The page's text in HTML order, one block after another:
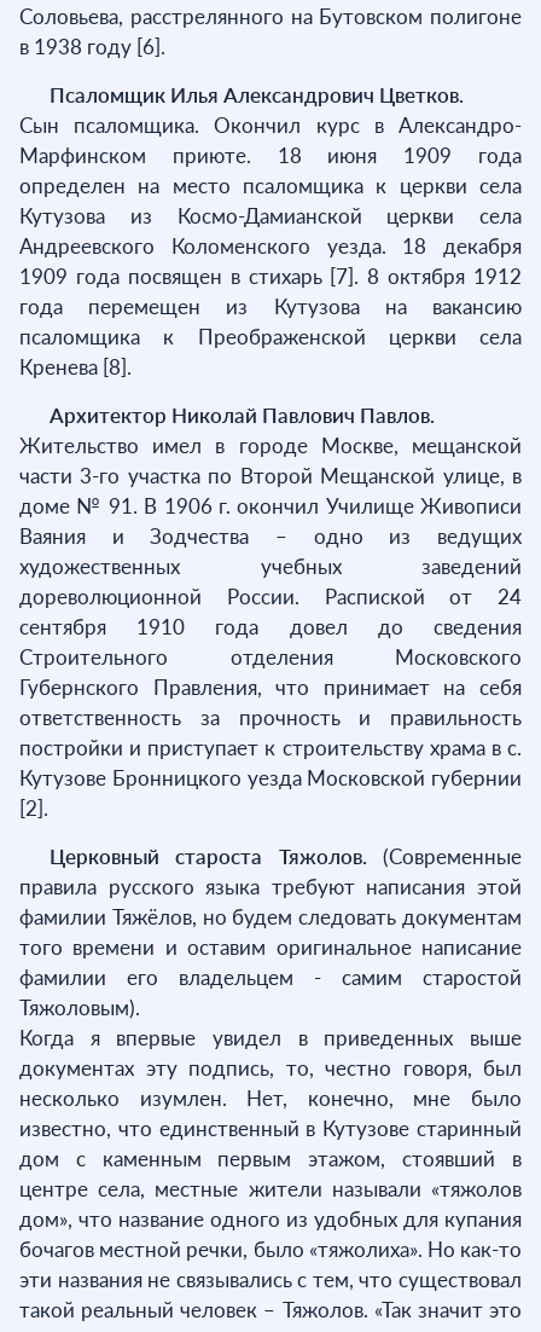
Соловьева, расстрелянного на Бутовском полигоне
в 1938 году [6].
Псаломщик Илья Александрович Цветков.
Сын псаломщика. Окончил курс в Александро-
Марфинском приюте. 18 июня 1909 года
определен на место псаломщика к церкви села
Кутузова из Космо-Дамианской церкви села
Андреевского Коломенского уезда. 18 декабря
1909 года посвящен в стихарь [7]. 8 октября 1912
года перемещен из Кутузова на вакансию
псаломщика к Преображенской церкви села
Кренева [8].
Архитектор Николай Павлович Павлов.
Жительство имел в городе Москве, мещанской
части 3-го участка по Второй Мещанской улице, в
доме № 91. В 1906 г. окончил Училище Живописи
Ваяния и Зодчества – одно из ведущих
художественных учебных заведений
дореволюционной России. Распиской от 24
сентября 1910 года довел до сведения
Строительного отделения Московского
Губернского Правления, что принимает на себя
ответственность за прочность и правильность
постройки и приступает к строительству храма в с.
Кутузове Бронницкого уезда Московской губернии
[2].
Церковный староста Тяжолов. (Современные
правила русского языка требуют написания этой
фамилии Тяжёлов, но будем следовать документам
того времени и оставим оригинальное написание
фамилии его владельцем - самим старостой
Тяжоловым).
Когда я впервые увидел в приведенных выше
документах эту подпись, то, честно говоря, был
несколько изумлен. Нет, конечно, мне было
известно, что единственный в Кутузове старинный
дом с каменным первым этажом, стоявший в
центре села, местные жители называли «тяжолов
дом», что название одного из удобных для купания
бочагов местной речки, было «тяжолиха». Но как-то
эти названия не связывались с тем, что существовал
такой реальный человек – Тяжолов. «Так значит это